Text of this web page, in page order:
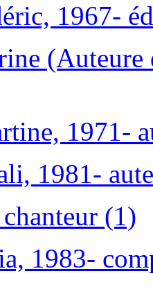
1967-
(Auteure
1971-
1981-
(1)
1983-